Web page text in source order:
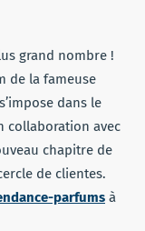
grand nombre !
de la fameuse
s’impose dans le
collaboration avec
chapitre de
de clientes.
parfums à